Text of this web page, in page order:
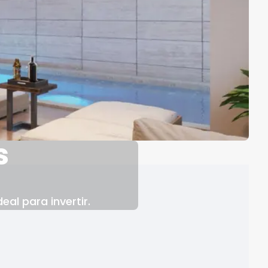
para invertir.